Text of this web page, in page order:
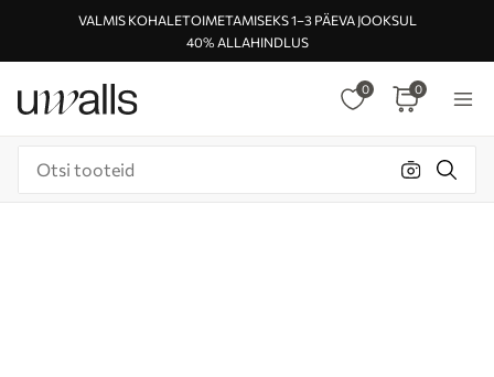
VALMIS KOHALETOIMETAMISEKS 1–3 PÄEVA JOOKSUL
40% ALLAHINDLUS
0 0